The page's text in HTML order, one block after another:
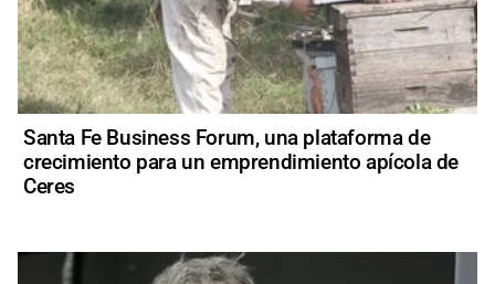
Santa Fe Business Forum, una plataforma de
crecimiento para un emprendimiento apícola de
Ceres